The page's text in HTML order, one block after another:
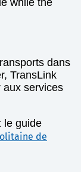
dans
TransLink
aux services
le guide
de